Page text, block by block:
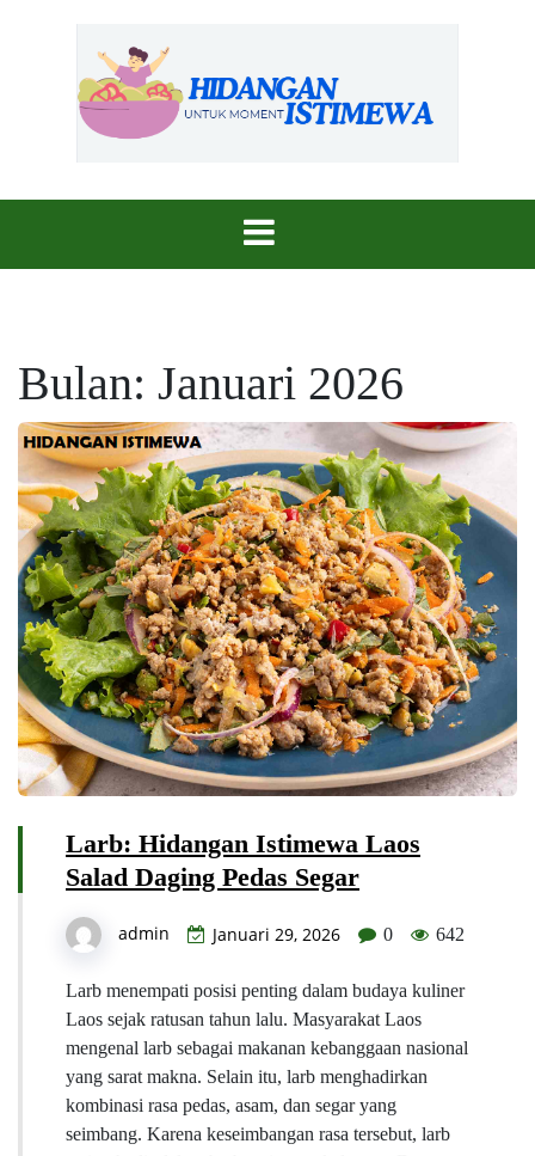
Hidangan
Istimewa
Bulan: Januari 2026
Larb: Hidangan Istimewa Laos
Salad Daging Pedas Segar
admin Januari 29, 2026 0 642
Larb menempati posisi penting dalam budaya kuliner
Laos sejak ratusan tahun lalu. Masyarakat Laos
mengenal larb sebagai makanan kebanggaan nasional
yang sarat makna. Selain itu, larb menghadirkan
kombinasi rasa pedas, asam, dan segar yang
seimbang. Karena keseimbangan rasa tersebut, larb